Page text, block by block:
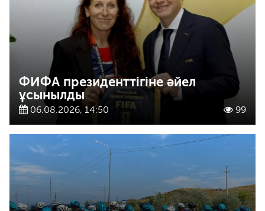
ФИФА президенттігіне әйел
ұсынылды
06.08.2026, 14:50 99